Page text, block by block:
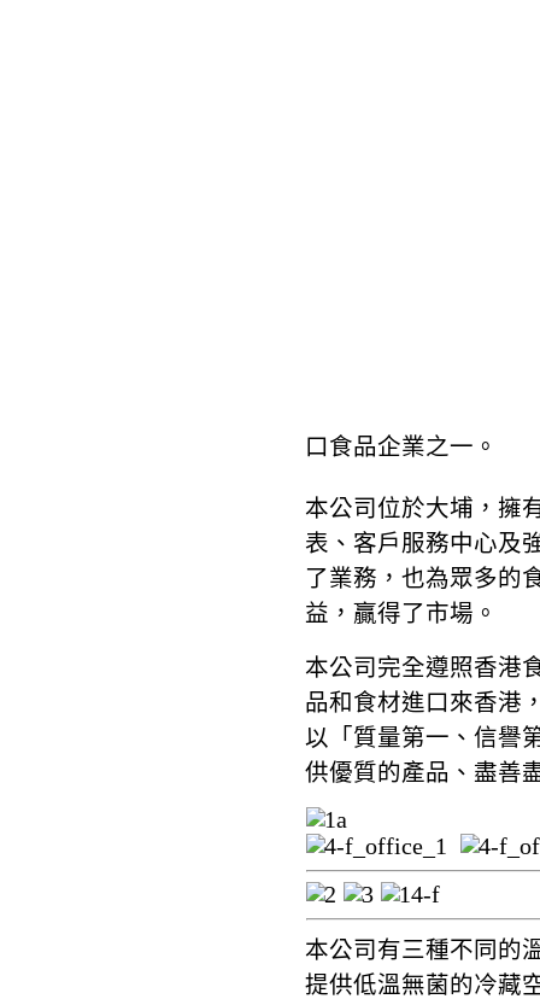
口食品企業之一。
本公司位於大埔，擁
表、客戶服務中心及
了業務，也為眾多的
益，贏得了市場。
本公司完全遵照香港
品和食材進口來香港
以「質量第一、信譽
供優質的產品、盡善
本公司有三種不同的
提供低溫無菌的冷藏